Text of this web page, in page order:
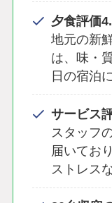
夕食評価
地元の新
は、味・
日の宿泊
サービス
スタッフ
届いてお
ストレス